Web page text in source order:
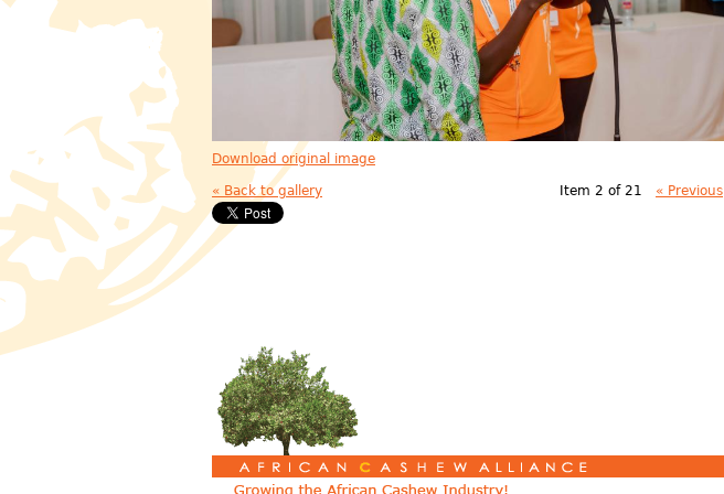
Download original image
« Back to gallery Item 2 of 21 « Previous